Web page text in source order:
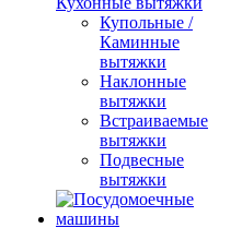
Купольные /
Каминные
вытяжки
Наклонные
вытяжки
Встраиваемые
вытяжки
Подвесные
вытяжки